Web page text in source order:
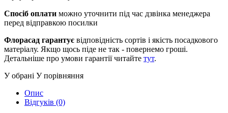
Спосіб оплати можно уточнити під час дзвінка менеджера
перед відправкою посилки
Флорасад гарантує відповідність сортів і якість посадкового
матеріалу. Якщо щось піде не так - повернемо гроші.
Детальніше про умови гарантії читайте тут.
У обрані У порівняння
Опис
Відгуків (0)